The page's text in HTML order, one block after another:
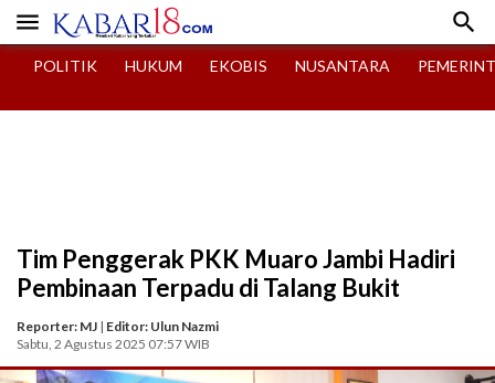
 
POLITIK HUKUM EKOBIS NUSANTARA
Tim Penggerak PKK Muaro Jambi Hadiri
Pembinaan Terpadu di Talang Bukit
Reporter: MJ | Editor: Ulun Nazmi
Sabtu, 2 Agustus 2025 07:57 WIB